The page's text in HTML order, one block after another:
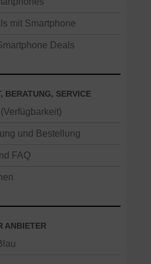
mit Smartphone
Deals
BERATUNG, SERVICE
und Bestellung
FAQ
ANBIETER